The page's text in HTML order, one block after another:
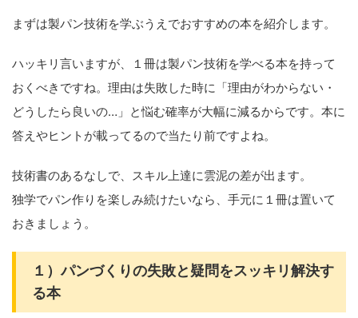
まずは製パン技術を学ぶうえでおすすめの本を紹介します。
ハッキリ言いますが、１冊は製パン技術を学べる本を持って
おくべきですね。理由は失敗した時に「理由がわからない・
どうしたら良いの…」と悩む確率が大幅に減るからです。本に
答えやヒントが載ってるので当たり前ですよね。
技術書のあるなしで、スキル上達に雲泥の差が出ます。
独学でパン作りを楽しみ続けたいなら、手元に１冊は置いて
おきましょう。
１）パンづくりの失敗と疑問をスッキリ解決す
る本